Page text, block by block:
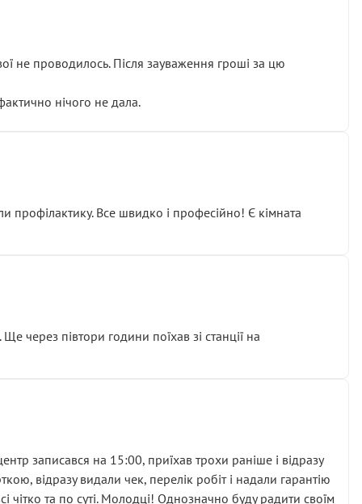
не проводилось. Після зауваження гроші за цю
нічого не дала.
профілактику. Все швидко і професійно! Є кімната
через півтори години поїхав зі станції на
записався на 15:00, приїхав трохи раніше і відразу
відразу видали чек, перелік робіт і надали гарантію
та по суті. Молодці! Однозначно буду радити своїм